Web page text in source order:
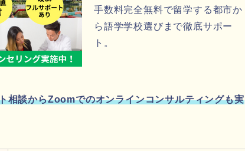
手数料完全無料で留学する都市か
ら語学学校選びまで徹底サポー
ト。
相談からZoomでのオンラインコンサルティングも実